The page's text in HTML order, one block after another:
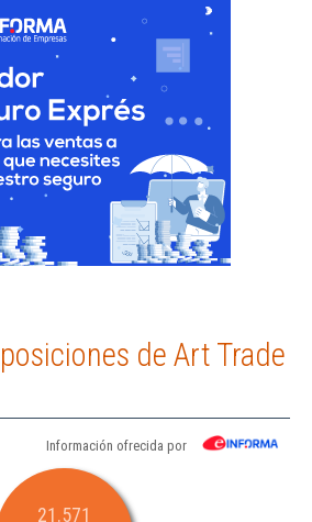
de Art Trade
Información ofrecida por
21.571